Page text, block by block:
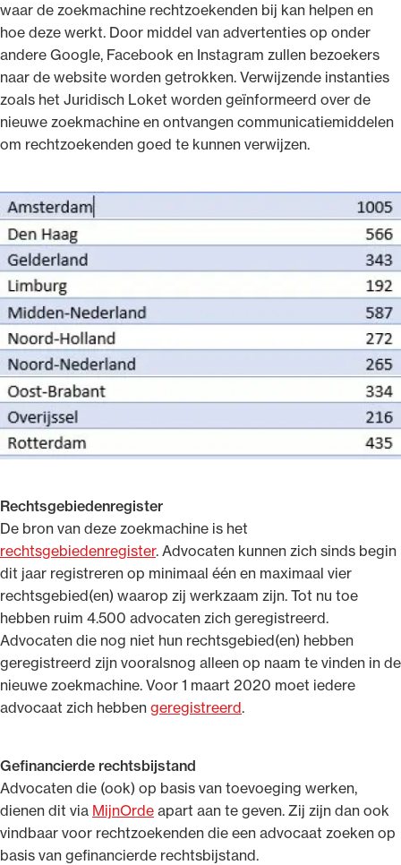
waar de zoekmachine rechtzoekenden bij kan helpen en
hoe deze werkt. Door middel van advertenties op onder
andere Google, Facebook en Instagram zullen bezoekers
naar de website worden getrokken. Verwijzende instanties
zoals het Juridisch Loket worden geïnformeerd over de
nieuwe zoekmachine en ontvangen communicatiemiddelen
om rechtzoekenden goed te kunnen verwijzen.
Rechtsgebiedenregister
De bron van deze zoekmachine is het
rechtsgebiedenregister. Advocaten kunnen zich sinds begin
dit jaar registreren op minimaal één en maximaal vier
rechtsgebied(en) waarop zij werkzaam zijn. Tot nu toe
hebben ruim 4.500 advocaten zich geregistreerd.
Advocaten die nog niet hun rechtsgebied(en) hebben
geregistreerd zijn vooralsnog alleen op naam te vinden in de
nieuwe zoekmachine. Voor 1 maart 2020 moet iedere
advocaat zich hebben geregistreerd.
Gefinancierde rechtsbijstand
Advocaten die (ook) op basis van toevoeging werken,
dienen dit via MijnOrde apart aan te geven. Zij zijn dan ook
vindbaar voor rechtzoekenden die een advocaat zoeken op
basis van gefinancierde rechtsbijstand.